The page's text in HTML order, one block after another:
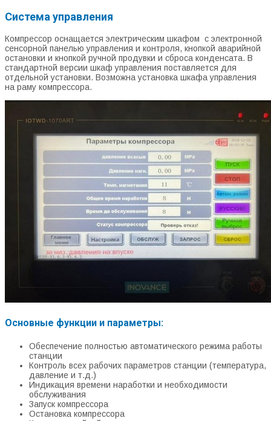
Система управления
Компрессор оснащается электрическим шкафом с электронной
сенсорной панелью управления и контроля, кнопкой аварийной
остановки и кнопкой ручной продувки и сброса конденсата. В
стандартной версии шкаф управления поставляется для
отдельной установки. Возможна установка шкафа управления
на раму компрессора.
Основные функции и параметры:
Обеспечение полностью автоматического режима работы
станции
Контроль всех рабочих параметров станции (температура,
давление и т.д.)
Индикация времени наработки и необходимости
обслуживания
Запуск компрессора
Остановка компрессора